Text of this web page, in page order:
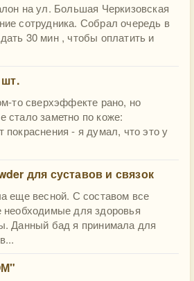
на ул. Большая Черкизовская
сотрудника. Собрал очередь в
30 мин , чтобы оплатить и
то сверхэффекте рано, но
стало заметно по коже:
покраснения - я думал, что это у
для суставов и связок
еще весной. С составом все
для здоровья
Данный бад я принимала для